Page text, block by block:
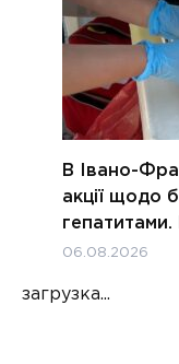
В Івано-
акції щодо
гепатитами.
06.08.2026
загрузка...